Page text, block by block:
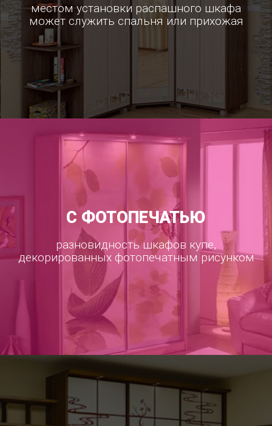
местом установки распашного шкафа
может служить спальня или прихожая
С ФОТОПЕЧАТЬЮ
разновидность шкафов купе,
декорированных фотопечатным рисунком